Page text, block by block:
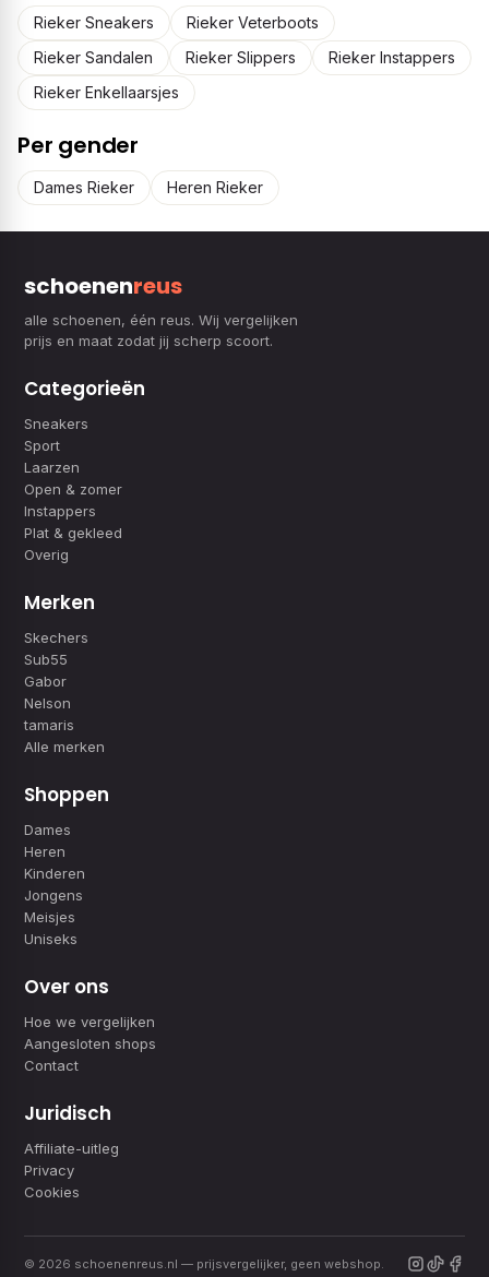
Rieker Sneakers
Rieker Veterboots
Rieker Sandalen
Rieker Slippers
Rieker Instappers
Rieker Enkellaarsjes
Per gender
Dames Rieker Heren Rieker
schoenenreus
alle schoenen, één reus. Wij vergelijken
prijs en maat zodat jij scherp scoort.
Categorieën
Sneakers
Sport
Laarzen
Open & zomer
Instappers
Plat & gekleed
Overig
Merken
Skechers
Sub55
Gabor
Nelson
tamaris
Alle merken
Shoppen
Dames
Heren
Kinderen
Jongens
Meisjes
Uniseks
Over ons
Hoe we vergelijken
Aangesloten shops
Contact
Juridisch
Affiliate-uitleg
Privacy
Cookies
© 2026 schoenenreus.nl — prijsvergelijker, geen webshop.